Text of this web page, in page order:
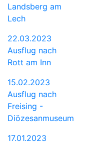
Landsberg am
Lech
22.03.2023
Ausflug nach
Rott am Inn
15.02.2023
Ausflug nach
Freising -
Diözesanmuseum
17.01.2023